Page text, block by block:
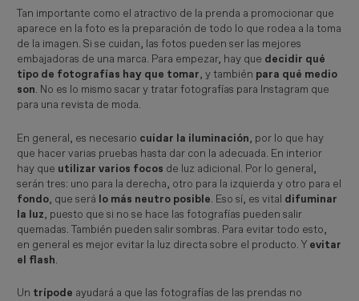
Tan importante como el atractivo de la prenda a promocionar que
aparece en la foto es la preparación de todo lo que rodea a la toma
de la imagen. Si se cuidan, las fotos pueden ser las mejores
embajadoras de una marca. Para empezar, hay que decidir qué
tipo de fotografías hay que tomar, y también para qué medio
son. No es lo mismo sacar y tratar fotografías para Instagram que
para una revista de moda.
En general, es necesario cuidar la iluminación, por lo que hay
que hacer varias pruebas hasta dar con la adecuada. En interior
hay que utilizar varios focos de luz adicional. Por lo general,
serán tres: uno para la derecha, otro para la izquierda y otro para el
fondo, que será lo más neutro posible. Eso sí, es vital difuminar
la luz, puesto que si no se hace las fotografías pueden salir
quemadas. También pueden salir sombras. Para evitar todo esto,
en general es mejor evitar la luz directa sobre el producto. Y evitar
el flash.
Un trípode ayudará a que las fotografías de las prendas no